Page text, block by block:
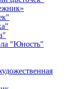
"Юность"